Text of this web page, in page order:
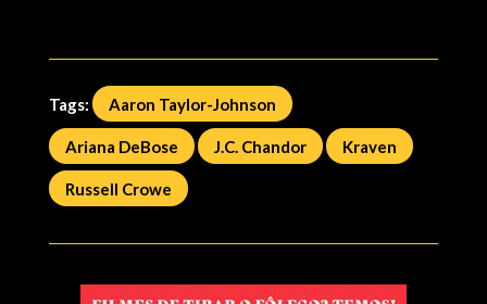
Tags: Aaron Taylor-Johnson
Ariana DeBose J.C. Chandor Kraven
Russell Crowe